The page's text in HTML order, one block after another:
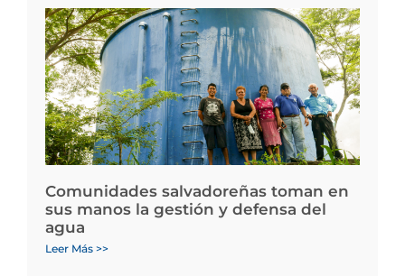
Comunidades salvadoreñas toman en
sus manos la gestión y defensa del
agua
Leer Más >>